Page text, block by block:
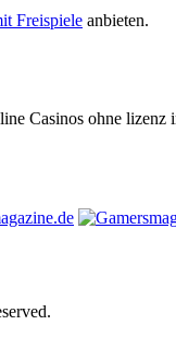
Freispiele anbieten.
Casinos ohne lizenz